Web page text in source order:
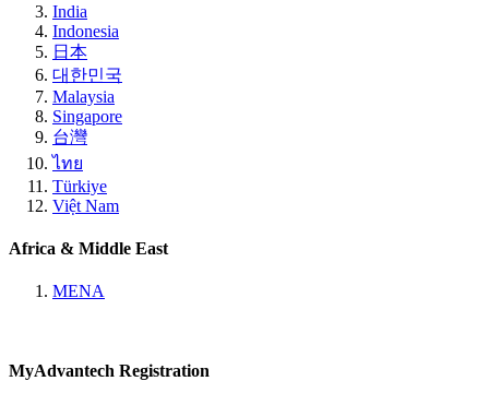
India
Indonesia
日本
대한민국
Malaysia
Singapore
台灣
ไทย
Türkiye
Việt Nam
Africa & Middle East
MENA
MyAdvantech Registration